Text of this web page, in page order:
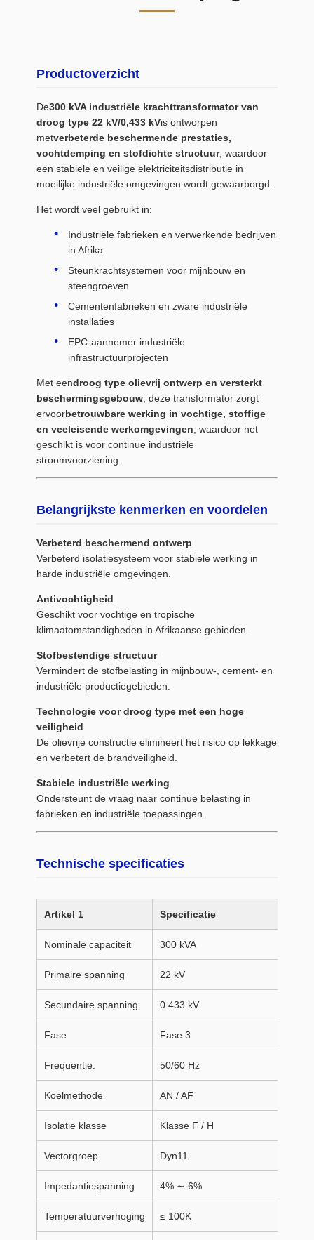
Productoverzicht
De300 kVA industriële krachttransformator van
droog type 22 kV/0,433 kVis ontworpen
metverbeterde beschermende prestaties,
vochtdemping en stofdichte structuur, waardoor
een stabiele en veilige elektriciteitsdistributie in
moeilijke industriële omgevingen wordt gewaarborgd.
Het wordt veel gebruikt in:
Industriële fabrieken en verwerkende bedrijven
in Afrika
Steunkrachtsystemen voor mijnbouw en
steengroeven
Cementenfabrieken en zware industriële
installaties
EPC-aannemer industriële
infrastructuurprojecten
Met eendroog type olievrij ontwerp en versterkt
beschermingsgebouw , deze transformator zorgt
ervoorbetrouwbare werking in vochtige, stoffige
en veeleisende werkomgevingen , waardoor het
geschikt is voor continue industriële
stroomvoorziening.
Belangrijkste kenmerken en voordelen
Verbeterd beschermend ontwerp
Verbeterd isolatiesysteem voor stabiele werking in
harde industriële omgevingen.
Antivochtigheid
Geschikt voor vochtige en tropische
klimaatomstandigheden in Afrikaanse gebieden.
Stofbestendige structuur
Vermindert de stofbelasting in mijnbouw-, cement- en
industriële productiegebieden.
Technologie voor droog type met een hoge
veiligheid
De olievrije constructie elimineert het risico op lekkage
en verbetert de brandveiligheid.
Stabiele industriële werking
Ondersteunt de vraag naar continue belasting in
fabrieken en industriële toepassingen.
Technische specificaties
Artikel 1 Specificatie
Nominale capaciteit 300 kVA
Primaire spanning 22 kV
Secundaire spanning 0.433 kV
Fase Fase 3
Frequentie. 50/60 Hz
Koelmethode AN / AF
Isolatie klasse Klasse F / H
Vectorgroep Dyn11
Impedantiespanning 4% ∼ 6%
Temperatuurverhoging ≤ 100K